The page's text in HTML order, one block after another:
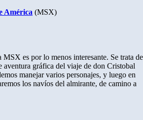
América (MSX)
es por lo menos interesante. Se trata de
aventura gráfica del viaje de don Cristobal
manejar varios personajes, y luego en
los navíos del almirante, de camino a